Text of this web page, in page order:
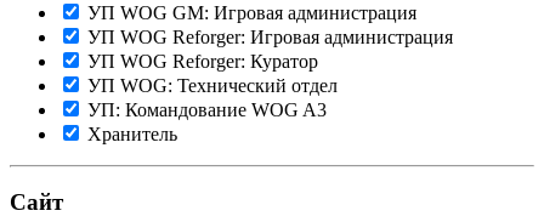
УП WOG GM: Игровая администрация
УП WOG Reforger: Игровая администрация
УП WOG Reforger: Куратор
УП WOG: Технический отдел
УП: Командование WOG A3
Хранитель
Сайт